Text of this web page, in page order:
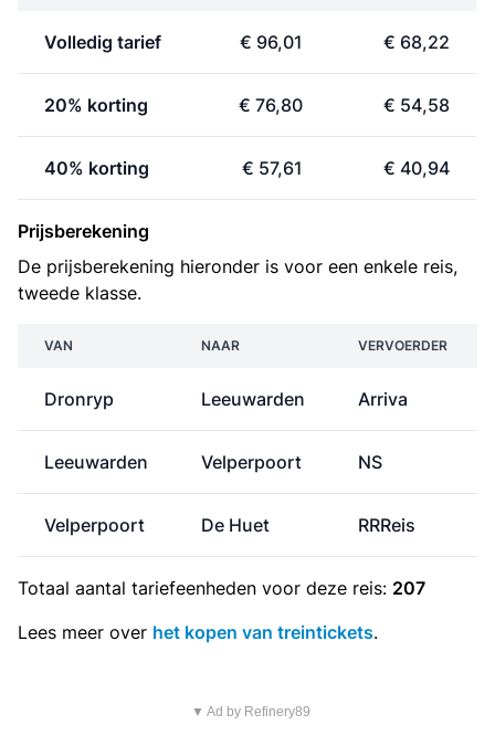
Volledig tarief € 96,01 € 68,22
20% korting € 76,80 € 54,58
40% korting € 57,61 € 40,94
Prijsberekening
De prijsberekening hieronder is voor een enkele reis,
tweede klasse.
VAN NAAR VERVOERDER
Dronryp Leeuwarden Arriva
Leeuwarden Velperpoort NS
Velperpoort De Huet RRReis
Totaal aantal tariefeenheden voor deze reis: 207
Lees meer over het kopen van treintickets.
▼ Ad by Refinery89